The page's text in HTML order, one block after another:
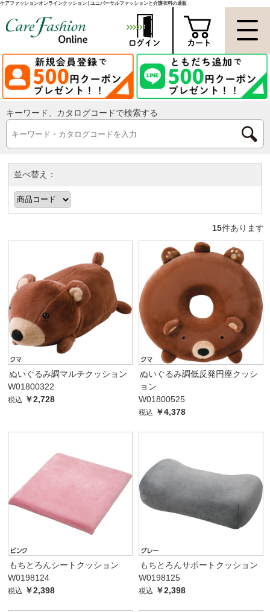
ケアファッションオンラインクッション | ユニバーサルファッションと介護衣料の通販
キーワード、カタログコードで検索する
並べ替え：
15件あります
ぬいぐるみ調マルチクッション
W01800322
税込 ￥2,728
ぬいぐるみ調低反発円座クッシ
ョン
W01800525
税込 ￥4,378
もちとろんシートクッション
W0198124
税込 ￥2,398
もちとろんサポートクッション
W0198125
税込 ￥2,398